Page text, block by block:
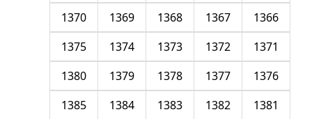
1366
1367
1368
1369
1370
1371
1372
1373
1374
1375
1376
1377
1378
1379
1380
1381
1382
1383
1384
1385